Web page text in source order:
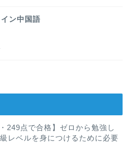
ン中国語
・249点で合格】ゼロから勉強し
レベルを身につけるために必要